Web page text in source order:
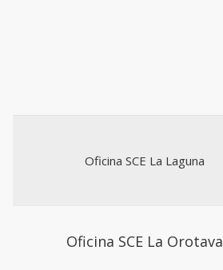
Oficina SCE La Laguna
Oficina SCE La Orotava